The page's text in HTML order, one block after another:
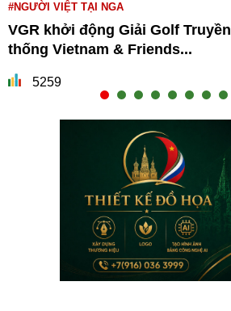
#NGƯỜI VIỆT TẠI NGA
VGR khởi động Giải Golf Truyền
thống Vietnam & Friends...
5259